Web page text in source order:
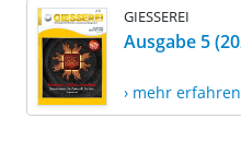
GIESSEREI
Ausgabe 5
› mehr erfahren